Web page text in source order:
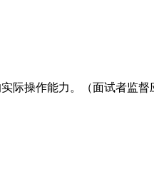
际操作能力。（面试者监